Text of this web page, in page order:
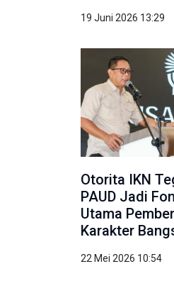
19 Juni 2026 13:29
Otorita IKN
PAUD Jadi
Utama
Karakter
22 Mei 2026 10:54